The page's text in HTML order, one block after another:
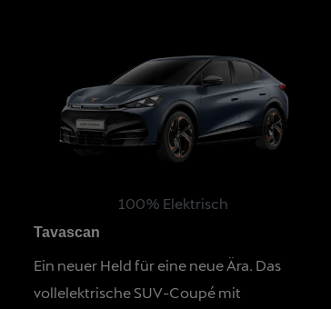
100% Elektrisch
Tavascan
Ein neuer Held für eine neue Ära. Das
vollelektrische SUV-Coupé mit